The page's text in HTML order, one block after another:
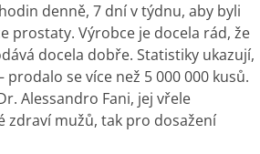
denně, 7 dní v týdnu, aby byli
prostaty. Výrobce je docela rád, že
docela dobře. Statistiky ukazují,
se více než 5 000 000 kusů.
Alessandro Fani, jej vřele
zdraví mužů, tak pro dosažení